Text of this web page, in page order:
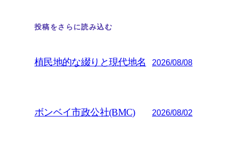
投稿をさらに読み込む
植民地的な綴りと現代地名 2026/08/08
ボンベイ市政公社(BMC) 2026/08/02